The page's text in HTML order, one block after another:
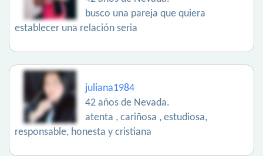
busco una pareja que quiera
establecer una relación seria
juliana1984
42 años de Nevada.
atenta , cariñosa , estudiosa,
responsable, honesta y cristiana